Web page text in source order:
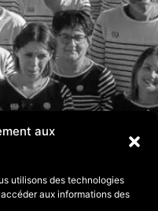
aux
utilisons des technologies
aux informations des
Reeves 35370